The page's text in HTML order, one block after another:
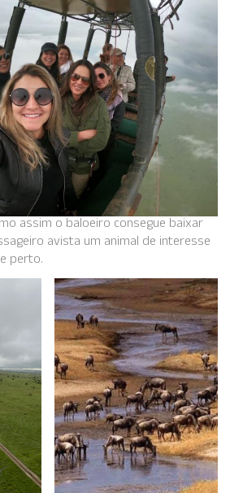
assim o baloeiro consegue baixar
avista um animal de interesse
perto.